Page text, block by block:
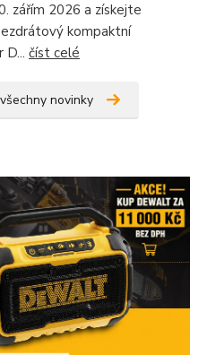
zářím 2026 a získejte
kompaktní
číst celé
novinky